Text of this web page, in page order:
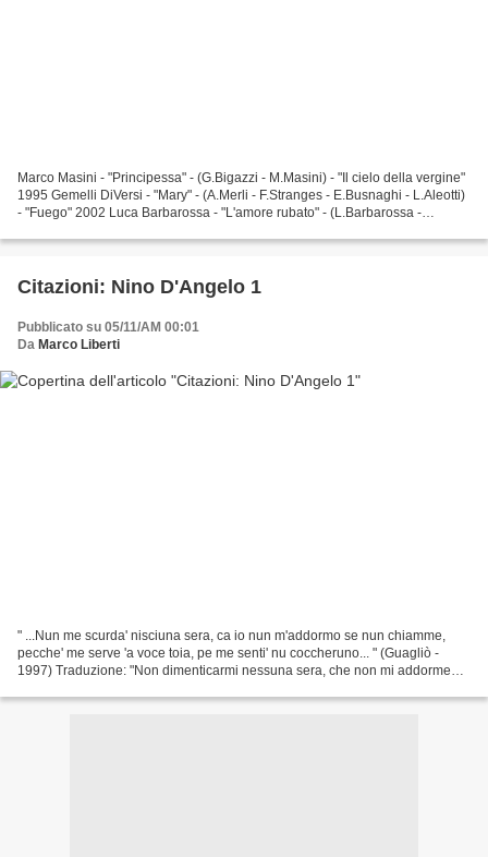
Marco Masini - "Principessa" - (G.Bigazzi - M.Masini) - "Il cielo della vergine"
1995 Gemelli DiVersi - "Mary" - (A.Merli - F.Stranges - E.Busnaghi - L.Aleotti)
- "Fuego" 2002 Luca Barbarossa - "L'amore rubato" - (L.Barbarossa -
Citazioni: Nino D'Angelo 1
Pubblicato su 05/11/AM 00:01
Da Marco Liberti
" ...Nun me scurda' nisciuna sera, ca io nun m'addormo se nun chiamme,
pecche' me serve 'a voce toia, pe me senti' nu coccheruno... " (Guagliò -
1997) Traduzione: "Non dimenticarmi nessuna sera, che non mi addormento